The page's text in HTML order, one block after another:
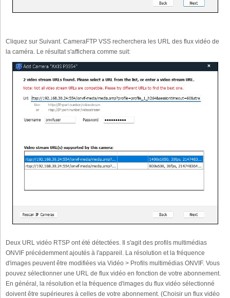
Cliquez sur Suivant. CameraFTP VSS recherchera les URL des flux vidéo de
la caméra. Le résultat s'affichera comme suit:
Deux URL vidéo RTSP ont été détectées. Il s'agit des profils multimédias
ONVIF précédemment ajoutés à l'appareil. La résolution et la fréquence
d'images peuvent être modifiées via Vidéo > Profils multimédias ONVIF. Vous
pouvez sélectionner une URL de flux vidéo en fonction de votre abonnement.
En général, la résolution et la fréquence d'images du flux vidéo sélectionné
doivent être supérieures à celles de votre abonnement. (Choisir un flux vidéo